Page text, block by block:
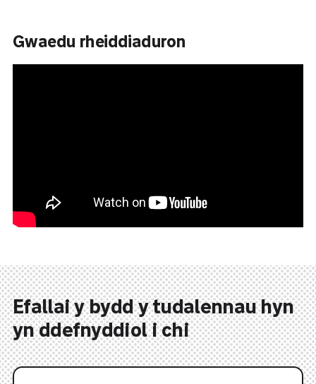
Gwaedu rheiddiaduron
Efallai y bydd y tudalennau hyn
yn ddefnyddiol i chi